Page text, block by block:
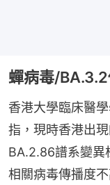
蟬病毒/BA.3.2
香港大學臨床醫
指，現時香港出
BA.2.86譜系變異
相關病毒傳播度